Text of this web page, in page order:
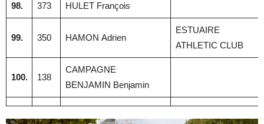
98. 373 HULET François
99. 350 HAMON Adrien
ESTUAIRE
ATHLETIC CLUB
100. 138
CAMPAGNE
BENJAMIN Benjamin